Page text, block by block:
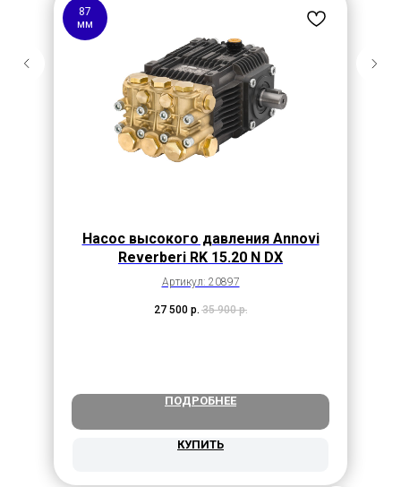
87
мм
Насос высокого давления Annovi
Reverberi RK 15.20 N DX
Артикул: 20897
27 500 р. 35 900 р.
ПОДРОБНЕЕ
КУПИТЬ